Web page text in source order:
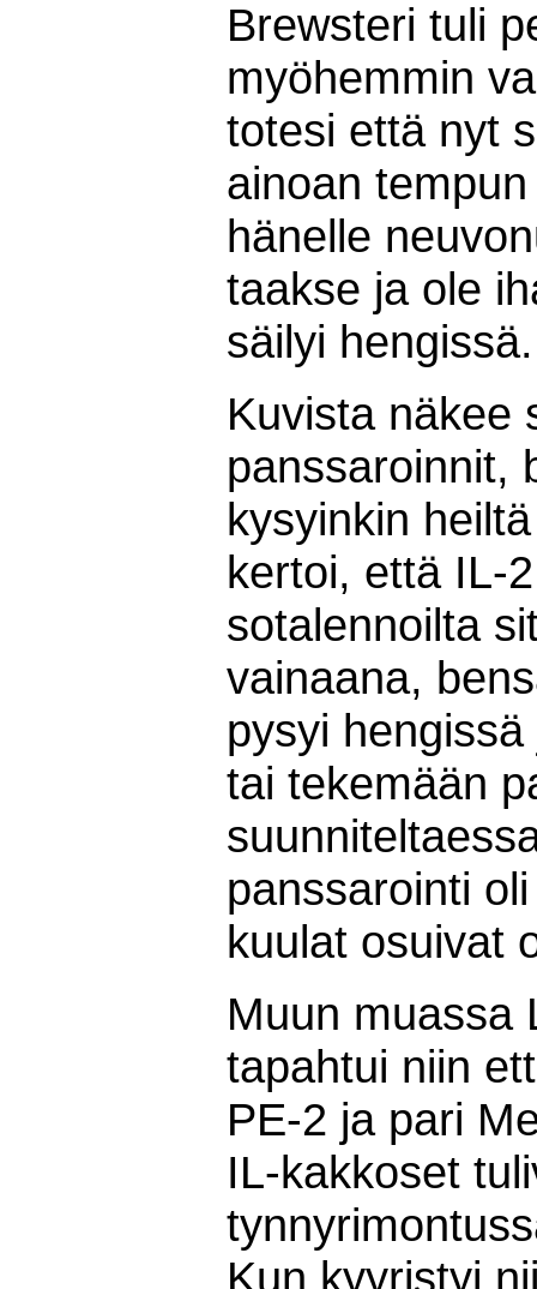
Brewsteri tuli
myöhemmin
totesi että nyt
ainoan
hänelle
taakse ja ole
säilyi hengissä.
Kuvista näkee
panssaroinnit,
kysyinkin
kertoi, että IL-
sotalennoilta
vainaana,
pysyi
tai tekemään
panssarointi
kuulat osuivat
Muun muassa
tapahtui niin
PE-2 ja pari
IL-kakkoset
Kun kyyristyi